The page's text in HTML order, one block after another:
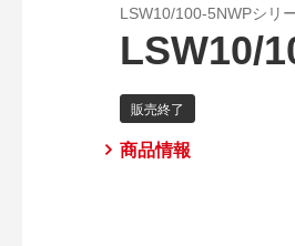
LSW10/100-5NWPシリ
LSW10/
商品情報